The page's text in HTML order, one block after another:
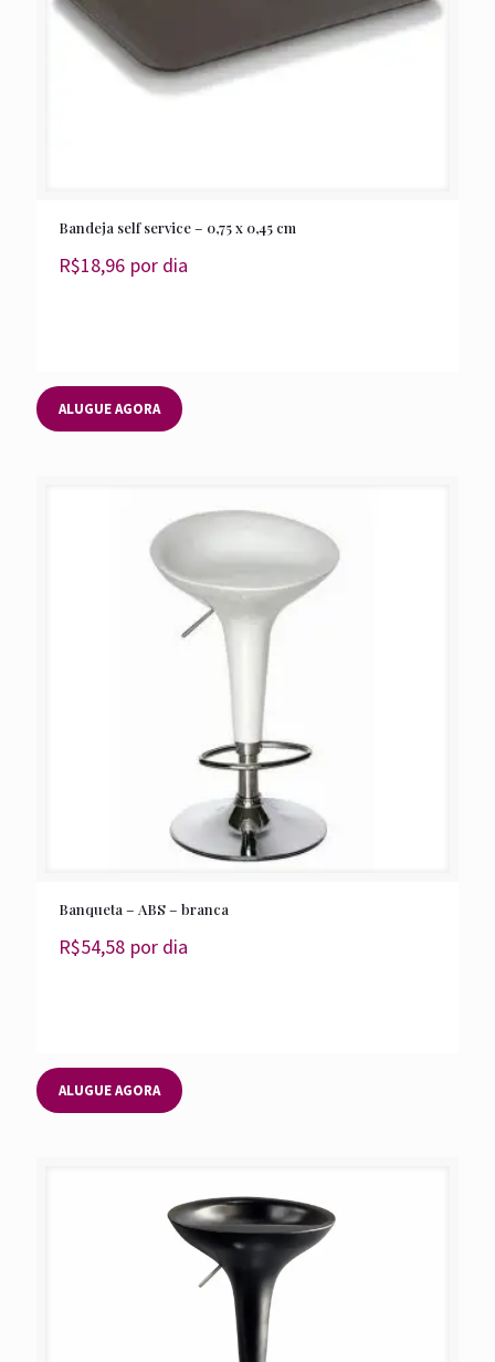
Bandeja self service – 0,75 x 0,45 cm
R$18,96 por dia
ALUGUE AGORA
Banqueta – ABS – branca
R$54,58 por dia
ALUGUE AGORA